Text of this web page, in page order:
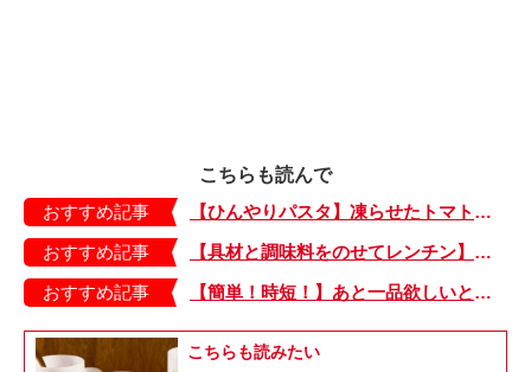
こちらも読んで
おすすめ記事
【ひんやりパスタ】凍らせたトマトで夏らしい一品「たらこのトマトシャーベットパスタ」
おすすめ記事
【具材と調味料をのせてレンチン】ケチャップ×バターの王道味！「うどんナポリタン」のできあがり♪
おすすめ記事
【簡単！時短！】あと一品欲しいときにおすすめの「卵とレタスの炒めもの」のレシピ
こちらも読みたい